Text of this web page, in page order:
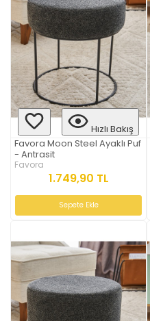
Hızlı Bakış
Favora Moon Steel Ayaklı Puf
- Antrasit
Favora
1.749,90 TL
Sepete Ekle